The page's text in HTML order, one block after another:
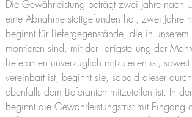
Die Gewährleistung beträgt zwei Jahre nach
eine Abnahme stattgefunden hat, zwei Jahre
beginnt für Liefergegenstände, die in
montieren sind, mit der Fertigstellung der
Lieferanten unverzüglich mitzuteilen ist;
vereinbart ist, beginnt sie, sobald dieser
ebenfalls dem Lieferanten mitzuteilen ist. In
beginnt die Gewährleistungsfrist mit Eingang